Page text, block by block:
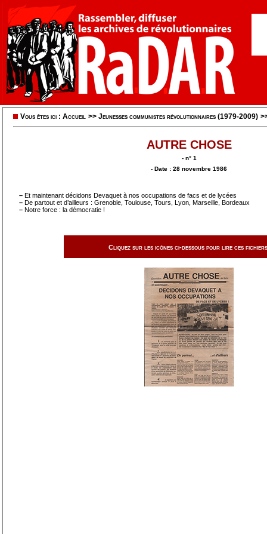
Vous êtes ici : Accueil >> Jeunesses communistes révolutionnaires (1979-2009)
AUTRE CHOSE
- n° 1
- Date : 28 novembre 1986
– Et maintenant décidons Devaquet à nos occupations de facs et de lycées
– De partout et d’ailleurs : Grenoble, Toulouse, Tours, Lyon, Marseille, Bordeaux
– Notre force : la démocratie !
Cliquez sur les icônes ci-dessous pour lire ces